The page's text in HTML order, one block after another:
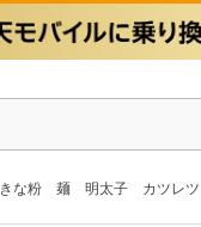
きな粉 麺 明太子 カツレツ